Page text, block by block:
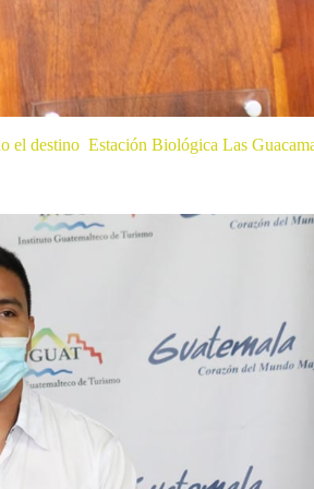
el destino Estación Biológica Las